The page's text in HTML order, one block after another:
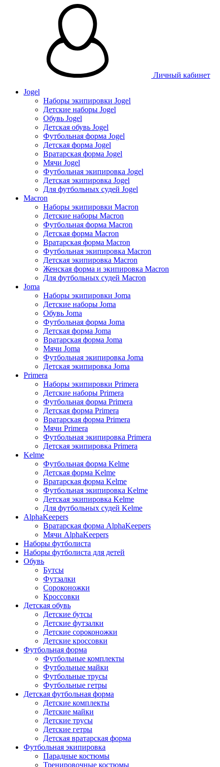
Личный кабинет
Jogel
Наборы экипировки Jogel
Детские наборы Jogel
Обувь Jogel
Детская обувь Jogel
Футбольная форма Jogel
Детская форма Jogel
Вратарская форма Jogel
Мячи Jogel
Футбольная экипировка Jogel
Детская экипировка Jogel
Для футбольных судей Jogel
Macron
Наборы экипировки Macron
Детские наборы Macron
Футбольная форма Macron
Детская форма Macron
Вратарская форма Macron
Футбольная экипировка Macron
Детская экипировка Macron
Женская форма и экипировка Macron
Для футбольных судей Macron
Joma
Наборы экипировки Joma
Детские наборы Joma
Обувь Joma
Футбольная форма Joma
Детская форма Joma
Вратарская форма Joma
Мячи Joma
Футбольная экипировка Joma
Детская экипировка Joma
Primera
Наборы экипировки Primera
Детские наборы Primera
Футбольная форма Primera
Детская форма Primera
Вратарская форма Primera
Мячи Primera
Футбольная экипировка Primera
Детская экипировка Primera
Kelme
Футбольная форма Kelme
Детская форма Kelme
Вратарская форма Kelme
Футбольная экипировка Kelme
Детская экипировка Kelme
Для футбольных судей Kelme
AlphaKeepers
Вратарская форма AlphaKeepers
Мячи AlphaKeepers
Наборы футболиста
Наборы футболиста для детей
Обувь
Бутсы
Футзалки
Сороконожки
Кроссовки
Детская обувь
Детские бутсы
Детские футзалки
Детские сороконожки
Детские кроссовки
Футбольная форма
Футбольные комплекты
Футбольные майки
Футбольные трусы
Футбольные гетры
Детская футбольная форма
Детские комплекты
Детские майки
Детские трусы
Детские гетры
Детская вратарская форма
Футбольная экипировка
Парадные костюмы
Тренировочные костюмы